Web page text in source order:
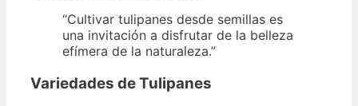
“Cultivar tulipanes desde semillas es
una invitación a disfrutar de la belleza
efímera de la naturaleza.”
Variedades de Tulipanes